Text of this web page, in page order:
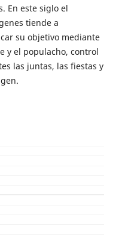
En este siglo el
tiende a
su objetivo mediante
y el populacho, control
las juntas, las fiestas y